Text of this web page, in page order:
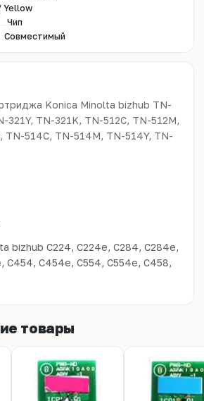
Чип
Совместимый
Konica Minolta bizhub TN-
321Y, TN-321K, TN-512C, TN-512M,
TN-514C, TN-514M, TN-514Y, TN-
bizhub C224, C224e, C284, C284e,
C454, C454e, C554, C554e, C458,
товары